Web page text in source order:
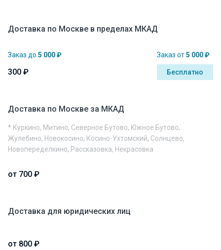
Доставка по Москве в пределах МКАД
Заказ до 5 000 ₽
300 ₽
Заказ от5 000 ₽
Бесплатно
Доставка по Москве за МКАД
* Куркино, Митино, Северное Бутово, Южное Бутово,
Жулебино, Новокосино, Косино-Ухтомский, Солнцево,
Новопеределкино, Рассказовка, Некрасовка
от 700 ₽
Доставка для юридических лиц
от 800 ₽